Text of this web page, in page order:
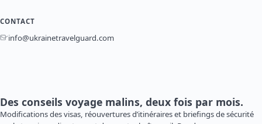
CONTACT
info@ukrainetravelguard.com
Des conseils voyage malins, deux fois par mois.
Modifications des visas, réouvertures d’itinéraires et briefings de sécurité